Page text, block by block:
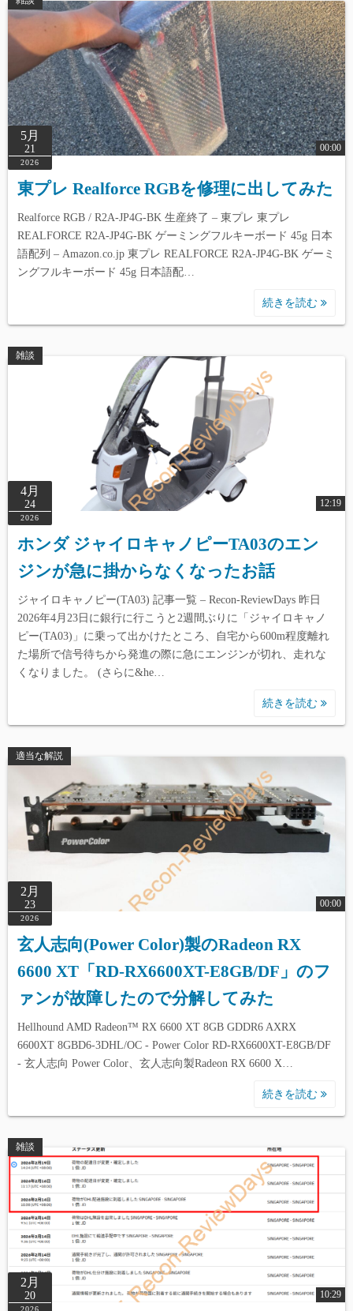
5月
21
2026
00:00
東プレ Realforce RGBを修理に出してみた
Realforce RGB / R2A-JP4G-BK 生産終了 – 東プレ 東プレ
REALFORCE R2A-JP4G-BK ゲーミングフルキーボード 45g 日本
語配列 – Amazon.co.jp 東プレ REALFORCE R2A-JP4G-BK ゲーミ
ングフルキーボード 45g 日本語配…
続きを読む
雑談
4月
24
2026
12:19
ホンダ ジャイロキャノピーTA03のエン
ジンが急に掛からなくなったお話
ジャイロキャノピー(TA03) 記事一覧 – Recon-ReviewDays 昨日
2026年4月23日に銀行に行こうと2週間ぶりに「ジャイロキャノ
ピー(TA03)」に乗って出かけたところ、自宅から600m程度離れ
た場所で信号待ちから発進の際に急にエンジンが切れ、走れな
くなりました。 (さらに&he…
続きを読む
適当な解説
2月
23
2026
00:00
玄人志向(Power Color)製のRadeon RX
6600 XT「RD-RX6600XT-E8GB/DF」のフ
ァンが故障したので分解してみた
Hellhound AMD Radeon™ RX 6600 XT 8GB GDDR6 AXRX
6600XT 8GBD6-3DHL/OC - Power Color RD-RX6600XT-E8GB/DF
- 玄人志向 Power Color、玄人志向製Radeon RX 6600 X…
続きを読む
雑談
2月
20
2026
10:29